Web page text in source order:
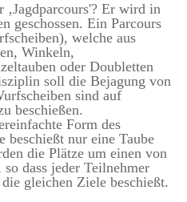
‚Jagdparcours'? Er wird in
geschossen. Ein Parcours
welche aus
Winkeln,
oder Doubletten
soll die Bejagung von
sind auf
beschießen.
Form des
beschießt nur eine Taube
die Plätze um einen von
dass jeder Teilnehmer
gleichen Ziele beschießt.